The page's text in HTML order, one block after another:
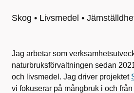
Skog • Livsmedel •
Jag arbetar som
naturbruksförvaltningen sedan
och livsmedel. Jag driver projektet
vi fokuserar på mångbruk i och